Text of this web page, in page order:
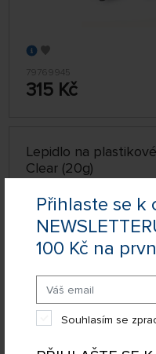
Přihlaste se k
100 Kč na
Souhlasím se
79769945
315 Kč
Lepidlo na
Clear (20g)